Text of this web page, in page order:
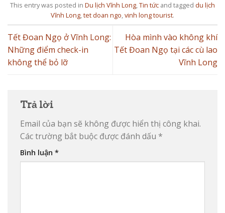
This entry was posted in Du lịch Vĩnh Long,Tin tức and tagged du lịch
Vĩnh Long,tet doan ngo,vinh long tourist.
Tết Đoan Ngọ ở Vĩnh Long:
Những điểm check-in
không thể bỏ lỡ
Hòa mình vào không khí
Tết Đoan Ngọ tại các cù lao
Vĩnh Long
Trả lời
Email của bạn sẽ không được hiển thị công khai.
Các trường bắt buộc được đánh dấu *
Bình luận *